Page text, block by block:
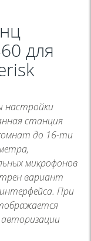
для
настройки
станция
до 16-ти
микрофонов
вариант
При